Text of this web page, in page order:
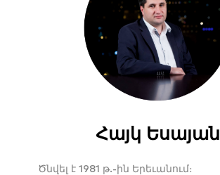
Հայկ Եսայան
Ծնվել է 1981 թ.-ին Երեւանում։